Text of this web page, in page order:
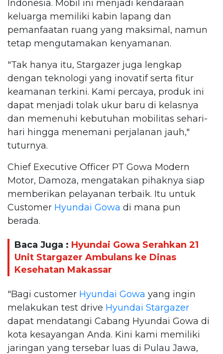
Indonesia. Mobil ini menjadi kendaraan
keluarga memiliki kabin lapang dan
pemanfaatan ruang yang maksimal, namun
tetap mengutamakan kenyamanan.
"Tak hanya itu, Stargazer juga lengkap
dengan teknologi yang inovatif serta fitur
keamanan terkini. Kami percaya, produk ini
dapat menjadi tolak ukur baru di kelasnya
dan memenuhi kebutuhan mobilitas sehari-
hari hingga menemani perjalanan jauh,"
tuturnya.
Chief Executive Officer PT Gowa Modern
Motor, Damoza, mengatakan pihaknya siap
memberikan pelayanan terbaik. Itu untuk
Customer Hyundai Gowa di mana pun
berada.
Baca Juga : Hyundai Gowa Serahkan 21
Unit Stargazer Ambulans ke Dinas
Kesehatan Makassar
"Bagi customer Hyundai Gowa yang ingin
melakukan test drive Hyundai Stargazer
dapat mendatangi Cabang Hyundai Gowa di
kota kesayangan Anda. Kini kami memiliki
jaringan yang tersebar luas di Pulau Jawa,